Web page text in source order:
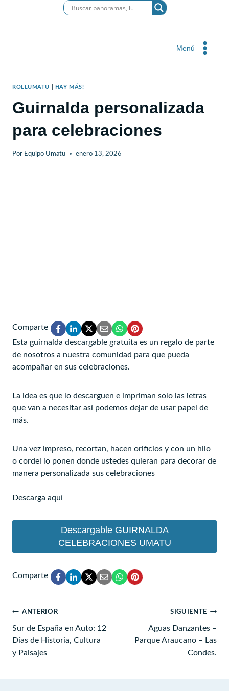
Menú
ROLLUMATU HAY MÁS!
Guirnalda personalizada
para celebraciones
Por Equipo Umatu enero 13, 2026
Comparte
Esta guirnalda descargable gratuita es un regalo de parte
de nosotros a nuestra comunidad para que pueda
acompañar en sus celebraciones.
La idea es que lo descarguen e impriman solo las letras
que van a necesitar así podemos dejar de usar papel de
más.
Una vez impreso, recortan, hacen orificios y con un hilo
o cordel lo ponen donde ustedes quieran para decorar de
manera personalizada sus celebraciones
Descarga aquí
Descargable GUIRNALDA
CELEBRACIONES UMATU
Comparte
Navegación
de
entradas
ANTERIOR
Sur de España en Auto: 12
Días de Historia, Cultura
y Paisajes
SIGUIENTE
Aguas Danzantes –
Parque Araucano – Las
Condes.